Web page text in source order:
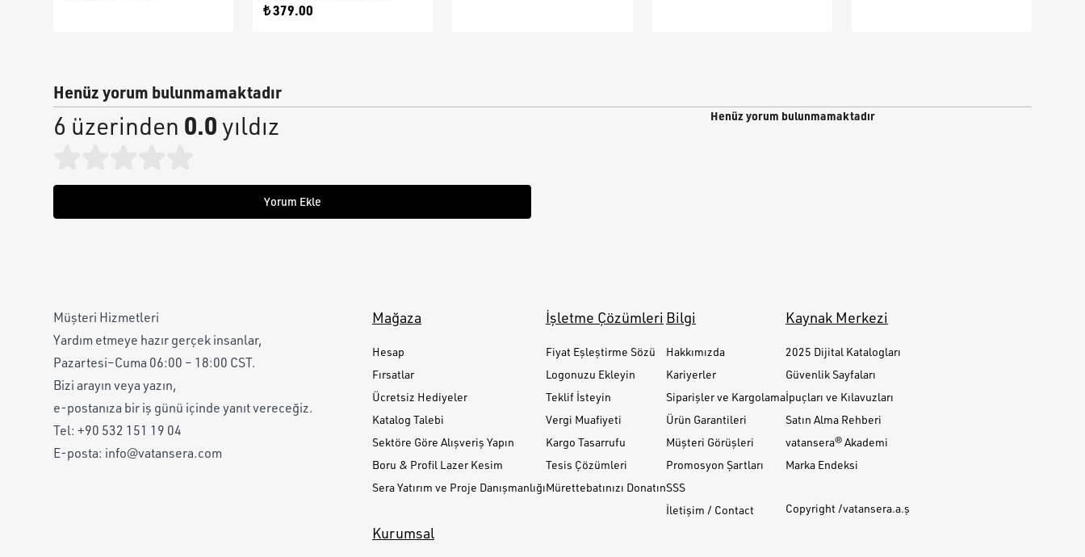
₺ 379.00
Henüz yorum bulunmamaktadır
6 üzerinden 0.0yıldız
Yorum Ekle
Henüz yorum bulunmamaktadır
Müşteri Hizmetleri
Yardım etmeye hazır gerçek insanlar,
Pazartesi–Cuma 06:00 – 18:00 CST.
Bizi arayın veya yazın,
e-postanıza bir iş günü içinde yanıt vereceğiz.
Tel: +90 532 151 19 04
E-posta: info@vatansera.com
Mağaza
Hesap
Fırsatlar
Ücretsiz Hediyeler
Katalog Talebi
Sektöre Göre Alışveriş Yapın
Boru & Profil Lazer Kesim
Sera Yatırım ve Proje Danışmanlığı
İşletme Çözümleri
Fiyat Eşleştirme Sözü
Logonuzu Ekleyin
Teklif İsteyin
Vergi Muafiyeti
Kargo Tasarrufu
Tesis Çözümleri
Mürettebatınızı Donatın
Bilgi
Hakkımızda
Kariyerler
Siparişler ve Kargolama
Ürün Garantileri
Müşteri Görüşleri
Promosyon Şartları
SSS
İletişim / Contact
Kaynak Merkezi
2025 Dijital Katalogları
Güvenlik Sayfaları
İpuçları ve Kılavuzları
Satın Alma Rehberi
vatansera® Akademi
Marka Endeksi
Copyright /vatansera.a.ş
Kurumsal